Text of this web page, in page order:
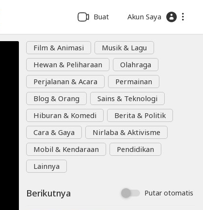
Buat Akun Saya
Film & Animasi
Musik & Lagu
Hewan & Peliharaan
Olahraga
Perjalanan & Acara
Permainan
Blog & Orang
Sains & Teknologi
Hiburan & Komedi
Berita & Politik
Cara & Gaya
Nirlaba & Aktivisme
Mobil & Kendaraan
Pendidikan
Lainnya
Berikutnya Putar otomatis